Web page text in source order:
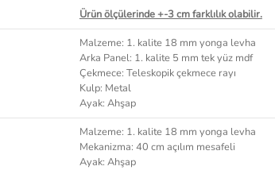
Ürün ölçülerinde +-3 cm farklılık olabilir.
Malzeme: 1. kalite 18 mm yonga levha
Arka Panel: 1. kalite 5 mm tek yüz mdf
Çekmece: Teleskopik çekmece rayı
Kulp: Metal
Ayak: Ahşap
Malzeme: 1. kalite 18 mm yonga levha
Mekanizma: 40 cm açılım mesafeli
Ayak: Ahşap